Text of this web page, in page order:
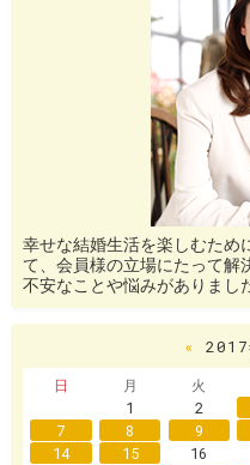
幸せな結婚生活を楽しむため
て、会員様の立場にたって解
不安なことや悩みがありまし
« 2017
日
月 火
1
2
7
8 9
14
15 16